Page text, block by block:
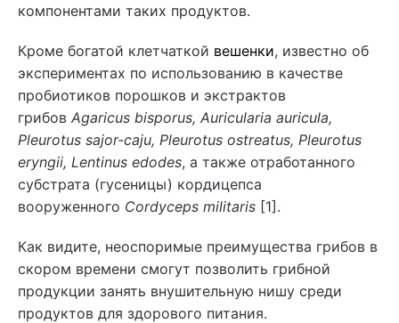
компонентами таких продуктов.
Кроме богатой клетчаткой вешенки, известно об
экспериментах по использованию в качестве
пробиотиков порошков и экстрактов
грибов Agaricus bisporus, Auricularia auricula,
Pleurotus sajor-caju, Pleurotus ostreatus, Pleurotus
eryngii, Lentinus edodes, а также отработанного
субстрата (гусеницы) кордицепса
вооруженного Cordyceps militaris [1].
Как видите, неоспоримые преимущества грибов в
скором времени смогут позволить грибной
продукции занять внушительную нишу среди
продуктов для здорового питания.